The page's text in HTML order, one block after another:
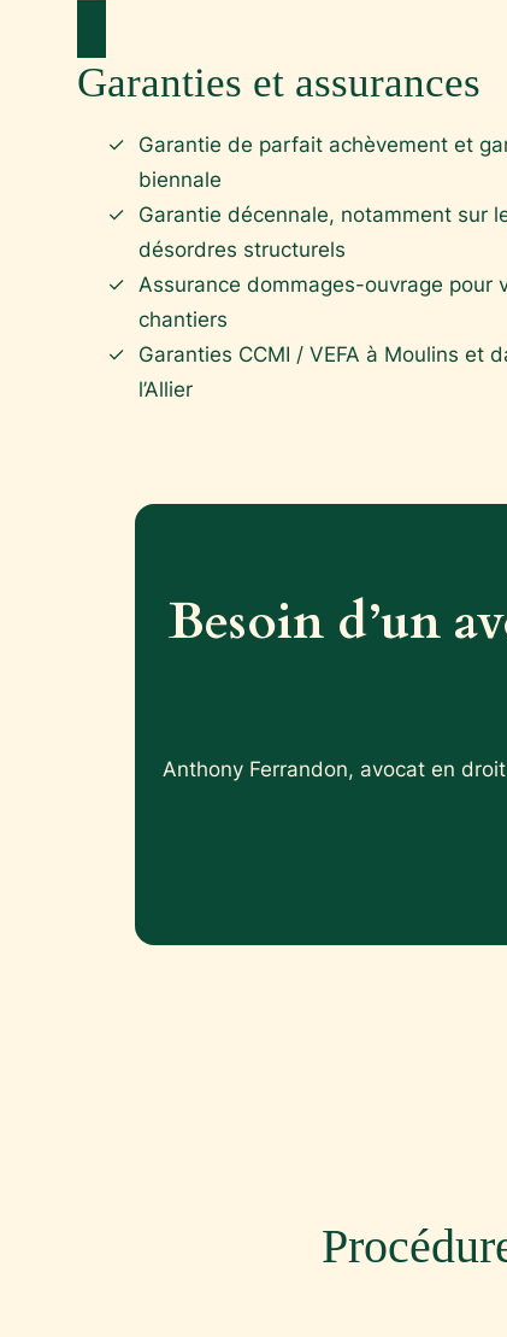
Garanties et assurances
Garantie de parfait achèvement et
biennale
Garantie décennale, notamment sur
désordres structurels
Assurance dommages-ouvrage pour
chantiers
Garanties CCMI / VEFA à Moulins et
l’Allier
Besoin d’un
Anthony Ferrandon, avocat en